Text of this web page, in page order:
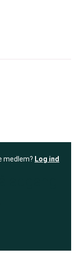
medlem? Log ind